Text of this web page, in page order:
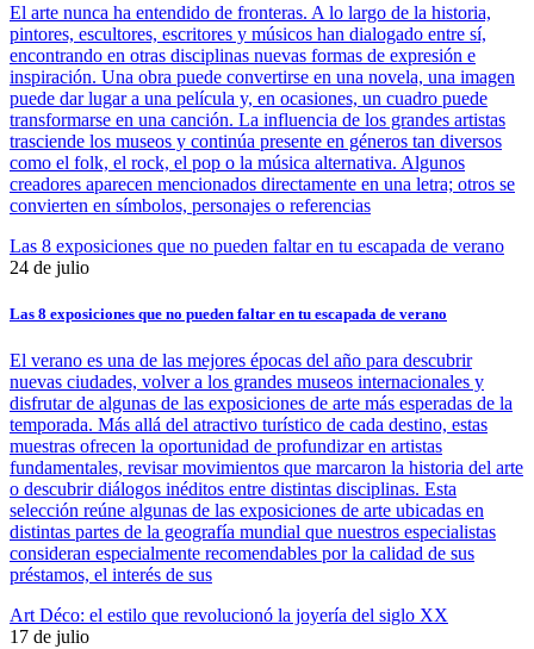
El arte nunca ha entendido de fronteras. A lo largo de la historia,
pintores, escultores, escritores y músicos han dialogado entre sí,
encontrando en otras disciplinas nuevas formas de expresión e
inspiración. Una obra puede convertirse en una novela, una imagen
puede dar lugar a una película y, en ocasiones, un cuadro puede
transformarse en una canción. La influencia de los grandes artistas
trasciende los museos y continúa presente en géneros tan diversos
como el folk, el rock, el pop o la música alternativa. Algunos
creadores aparecen mencionados directamente en una letra; otros se
convierten en símbolos, personajes o referencias
Las 8 exposiciones que no pueden faltar en tu escapada de verano
24 de julio
Las 8 exposiciones que no pueden faltar en tu escapada de verano
El verano es una de las mejores épocas del año para descubrir
nuevas ciudades, volver a los grandes museos internacionales y
disfrutar de algunas de las exposiciones de arte más esperadas de la
temporada. Más allá del atractivo turístico de cada destino, estas
muestras ofrecen la oportunidad de profundizar en artistas
fundamentales, revisar movimientos que marcaron la historia del arte
o descubrir diálogos inéditos entre distintas disciplinas. Esta
selección reúne algunas de las exposiciones de arte ubicadas en
distintas partes de la geografía mundial que nuestros especialistas
consideran especialmente recomendables por la calidad de sus
préstamos, el interés de sus
Art Déco: el estilo que revolucionó la joyería del siglo XX
17 de julio